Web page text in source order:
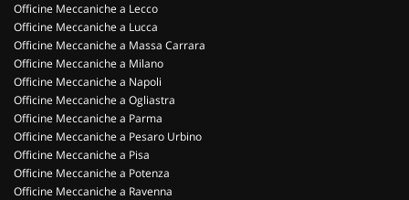
Officine Meccaniche a Lecco
Officine Meccaniche a Lucca
Officine Meccaniche a Massa Carrara
Officine Meccaniche a Milano
Officine Meccaniche a Napoli
Officine Meccaniche a Ogliastra
Officine Meccaniche a Parma
Officine Meccaniche a Pesaro Urbino
Officine Meccaniche a Pisa
Officine Meccaniche a Potenza
Officine Meccaniche a Ravenna